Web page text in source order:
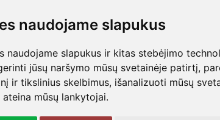
naudojame slapukus
naudojame slapukus ir kitas stebėjimo
jūsų naršymo mūsų svetainėje patirtį,
ir tikslinius skelbimus, išanalizuoti mūsų
ateina mūsų lankytojai.
Paskyra
Pamėgtos prekės